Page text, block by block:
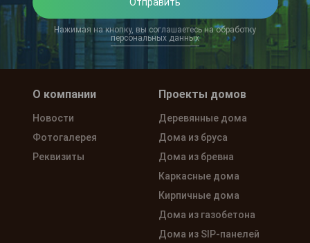
Нажимая на кнопку, вы соглашаетесь на обработку
персональных данных
О компании
Новости
Фотогалерея
Реквизиты
Проекты домов
Деревянные дома
Дома из бруса
Дома из бревна
Каркасные дома
Кирпичные дома
Дома из газобетона
Дома из SIP-панелей